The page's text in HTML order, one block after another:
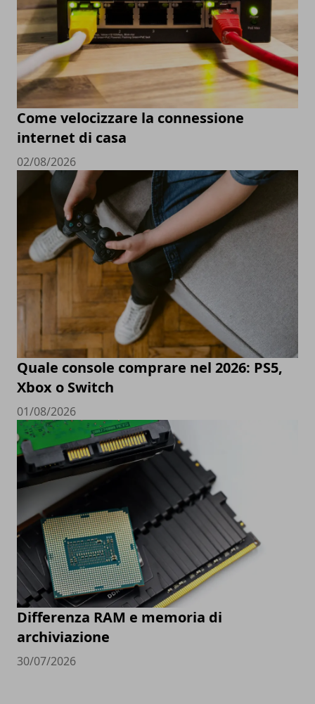
Come velocizzare la connessione
internet di casa
02/08/2026
Quale console comprare nel 2026: PS5,
Xbox o Switch
01/08/2026
Differenza RAM e memoria di
archiviazione
30/07/2026